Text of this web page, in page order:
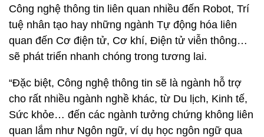
Công nghệ thông tin liên quan nhiều đến Robot, Trí
tuệ nhân tạo hay những ngành Tự động hóa liên
quan đến Cơ điện tử, Cơ khí, Điện tử viễn thông…
sẽ phát triển nhanh chóng trong tương lai.
“Đặc biệt, Công nghệ thông tin sẽ là ngành hỗ trợ
cho rất nhiều ngành nghề khác, từ Du lịch, Kinh tế,
Sức khỏe… đến các ngành tưởng chứng không liên
quan lắm như Ngôn ngữ, ví dụ học ngôn ngữ qua